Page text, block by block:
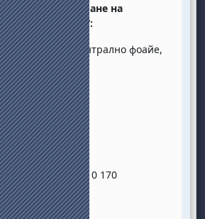
отдел „Обслужване на
и студенти“:
корпус 1, централно фоайе,
8110 233; 02/ 8110 170